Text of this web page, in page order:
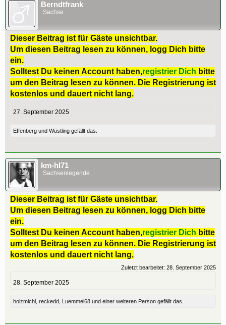
Berndtfrank
Sachse
Dieser Beitrag ist für Gäste unsichtbar.
Um diesen Beitrag lesen zu können, logg Dich bitte
ein.
Solltest Du keinen Account haben,registrier Dich bitte
um den Beitrag lesen zu können. Die Registrierung ist
kostenlos und dauert nicht lang.
27. September 2025
Effenberg und Wüstling gefällt das.
km-hl71
Sachsenlegende
Dieser Beitrag ist für Gäste unsichtbar.
Um diesen Beitrag lesen zu können, logg Dich bitte
ein.
Solltest Du keinen Account haben,registrier Dich bitte
um den Beitrag lesen zu können. Die Registrierung ist
kostenlos und dauert nicht lang.
Zuletzt bearbeitet: 28. September 2025
28. September 2025
holzmichl reckedd Luemmel68 und einer weiteren Person gefällt das.